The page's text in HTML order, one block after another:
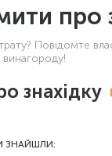
про
Повідомте
знахідку
ЗНАЙШЛИ: